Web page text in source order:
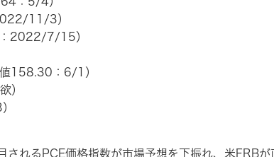
11/3）
2022/7/15）
158.30：6/1）
）
れるPCE価格指数が市場予想を下振れ、米FRBが